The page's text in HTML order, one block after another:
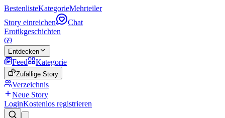
BestenlisteKategorieMehrteiler
Story einreichen
Chat
Erotikgeschichten
69
Entdecken
Feed Kategorie
Zufällige Story
Verzeichnis
Neue Story
LoginKostenlos registrieren